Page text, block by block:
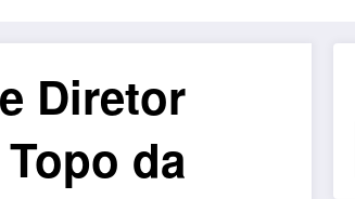
Diretor
da